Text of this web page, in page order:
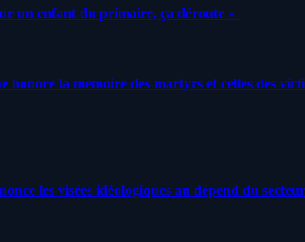
un enfant du primaire, ça déroute «
la mémoire des martyrs et celles des
les visées idéologiques au dépend du secteur